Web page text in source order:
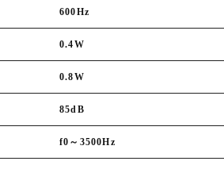
600Hz
0.4W
0.8W
85dB
f0～3500Hz